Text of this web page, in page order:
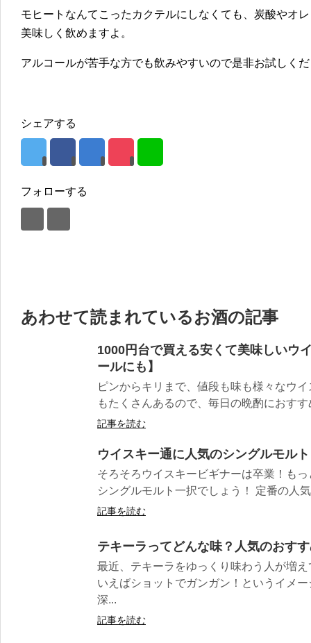
モヒートなんてこったカクテルにしなくても、炭酸やオ
美味しく飲めますよ。
アルコールが苦手な方でも飲みやすいので是非お試しく
シェアする
フォローする
あわせて読まれているお酒の記事
1000円台で買える安くて美味しいウ
ールにも】
ピンからキリまで、値段も味も様々なウ
もたくさんあるので、毎日の晩酌におす
記事を読む
ウイスキー通に人気のシングルモル
そろそろウイスキービギナーは卒業！も
シングルモルト一択でしょう！ 定番の人
記事を読む
テキーラってどんな味？人気のおす
最近、テキーラをゆっくり味わう人が増
いえばショットでガンガン！というイメ
深...
記事を読む